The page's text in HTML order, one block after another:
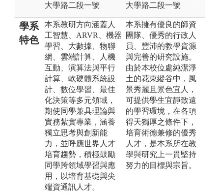
大學路二段一號
大學路二段一號
學系
特色
本系教研方向涵蓋人
工智慧、ARVR、機器
學習、大數據、物聯
網、雲端計算、人機
互動、演算法與平行
計算、軟硬體系統設
計、數位學習、最佳
化決策等多元領域，
期使同學兼具理論與
實務紮實專業，涵養
獨立思考與創新能
力，並呼應世界人才
培育趨勢，積極鼓勵
同學跨領域學習與應
用，以培育基礎與尖
端資通訊人才。
本系擁有優良的師資
團隊、優秀的行政人
員、豐沛的教學資源
與完善的研究設施。
由於本校位處純潔淨
土的花東縱谷中，風
景秀麗且景色宜人，
可提供學生宜靜致遠
的學習環境，在各項
得天獨厚之條件下，
培育術德兼修的優秀
人才，是本系所在教
學與研究上一貫堅持
努力的目標與宗旨。